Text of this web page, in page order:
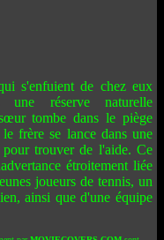
s'enfuient de chez eux
une réserve naturelle
tombe dans le piège
frère se lance dans une
trouver de l'aide. Ce
étroitement liée
joueurs de tennis, un
ainsi que d'une équipe